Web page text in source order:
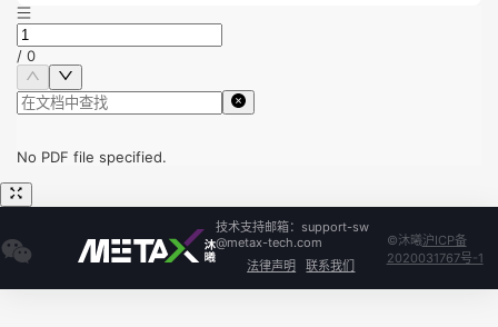
/ 0
No PDF file specified.
技术支持邮箱：support-sw
@metax-tech.com
法律声明
联系我们
©沐曦沪ICP备
2020031767号-1